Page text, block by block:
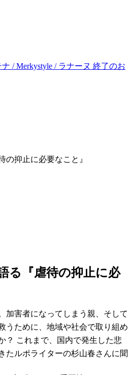
ナ / Merkystyle / ラナーヌ 終了のお
の抑止に必要なこと』
る『虐待の抑止に必
加害者になってしまう親、そして
うために、地域や社会で取り組め
？ これまで、国内で発生した悲
たルポライターの杉山春さんに聞